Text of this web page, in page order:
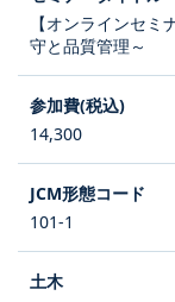
【オンラインセ
守と品質管理～
14,300
101-1